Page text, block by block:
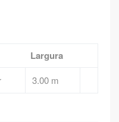
Largura
3.00 m